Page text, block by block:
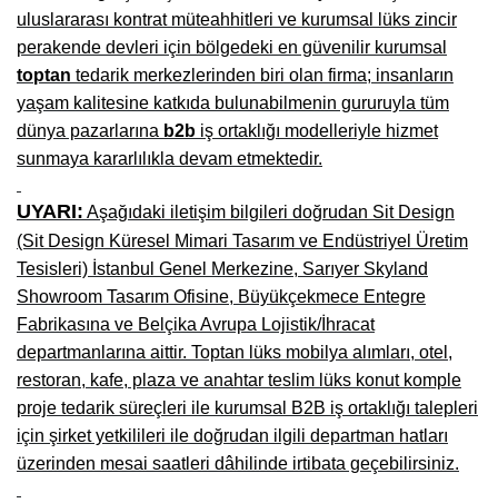
Niğde Mobilyacılar, Mobilya Firmaları, İmalatçıları
Giresun Mobilya Mağazaları, İmalatçıları, Mobilyacıları
uluslararası kontrat müteahhitleri ve kurumsal lüks zincir
perakende devleri için bölgedeki en güvenilir kurumsal
toptan tedarik merkezlerinden biri olan firma; insanların
yaşam kalitesine katkıda bulunabilmenin gururuyla tüm
dünya pazarlarına b2b iş ortaklığı modelleriyle hizmet
sunmaya kararlılıkla devam etmektedir.
UYARI: Aşağıdaki iletişim bilgileri doğrudan Sit Design
(Sit Design Küresel Mimari Tasarım ve Endüstriyel Üretim
Tesisleri) İstanbul Genel Merkezine, Sarıyer Skyland
Showroom Tasarım Ofisine, Büyükçekmece Entegre
Fabrikasına ve Belçika Avrupa Lojistik/İhracat
departmanlarına aittir. Toptan lüks mobilya alımları, otel,
restoran, kafe, plaza ve anahtar teslim lüks konut komple
proje tedarik süreçleri ile kurumsal B2B iş ortaklığı talepleri
için şirket yetkilileri ile doğrudan ilgili departman hatları
üzerinden mesai saatleri dâhilinde irtibata geçebilirsiniz.